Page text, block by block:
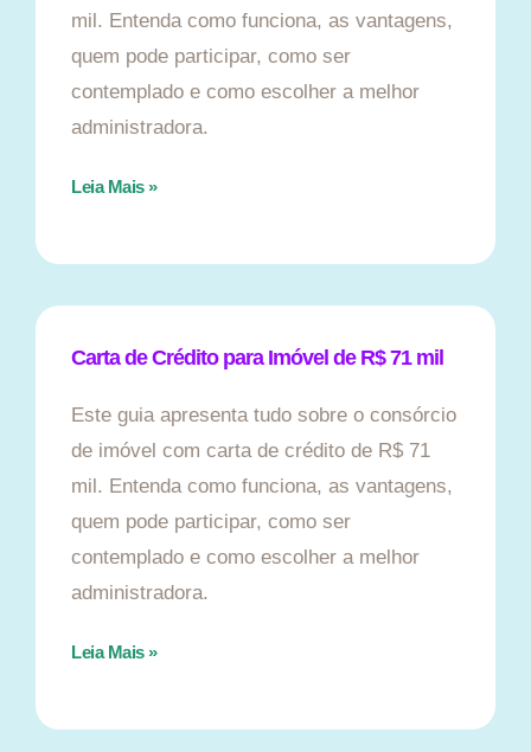
mil. Entenda como funciona, as vantagens,
quem pode participar, como ser
contemplado e como escolher a melhor
administradora.
Leia Mais »
Carta de Crédito para Imóvel de R$ 71 mil
Este guia apresenta tudo sobre o consórcio
de imóvel com carta de crédito de R$ 71
mil. Entenda como funciona, as vantagens,
quem pode participar, como ser
contemplado e como escolher a melhor
administradora.
Leia Mais »